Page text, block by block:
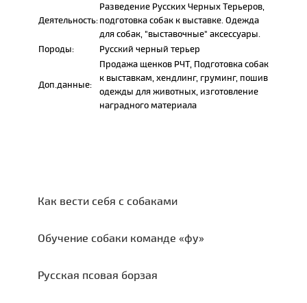
Деятельность:
Разведение Русских Черных Терьеров,
подготовка собак к выставке. Одежда
для собак, "выставочные" аксессуары.
Породы:
Русский черный терьер
Доп.данные:
Продажа щенков РЧТ, Подготовка собак
к выставкам, хендлинг, груминг, пошив
одежды для животных, изготовление
наградного материала
Как вести себя с собаками
Обучение собаки команде «фу»
Русская псовая борзая